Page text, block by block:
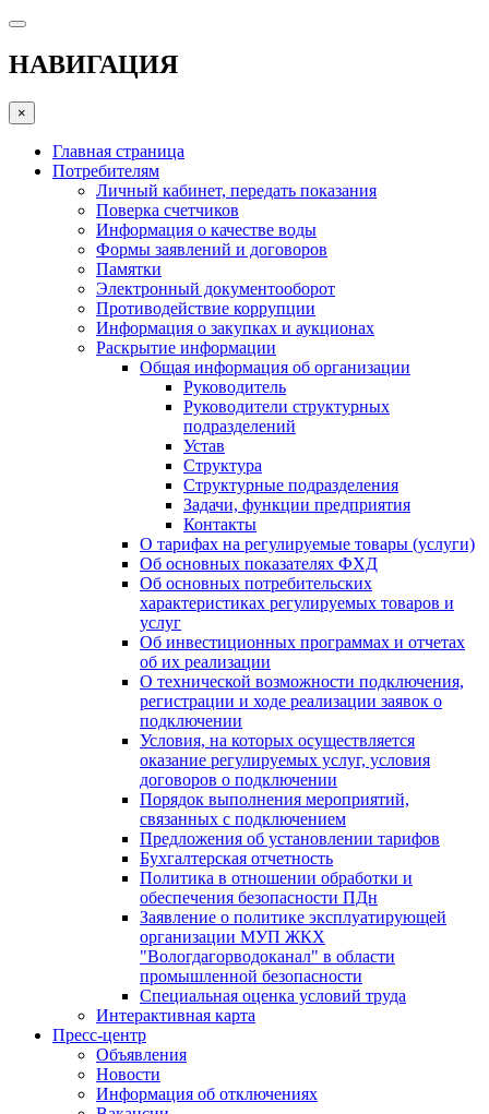
НАВИГАЦИЯ
×
Главная страница
Потребителям
Личный кабинет, передать показания
Поверка счетчиков
Информация о качестве воды
Формы заявлений и договоров
Памятки
Электронный документооборот
Противодействие коррупции
Информация о закупках и аукционах
Раскрытие информации
Общая информация об организации
Руководитель
Руководители структурных
подразделений
Устав
Структура
Структурные подразделения
Задачи, функции предприятия
Контакты
О тарифах на регулируемые товары (услуги)
Об основных показателях ФХД
Об основных потребительских
характеристиках регулируемых товаров и
услуг
Об инвестиционных программах и отчетах
об их реализации
О технической возможности подключения,
регистрации и ходе реализации заявок о
подключении
Условия, на которых осуществляется
оказание регулируемых услуг, условия
договоров о подключении
Порядок выполнения мероприятий,
связанных с подключением
Предложения об установлении тарифов
Бухгалтерская отчетность
Политика в отношении обработки и
обеспечения безопасности ПДн
Заявление о политике эксплуатирующей
организации МУП ЖКХ
"Вологдагорводоканал" в области
промышленной безопасности
Специальная оценка условий труда
Интерактивная карта
Пресс-центр
Объявления
Новости
Информация об отключениях